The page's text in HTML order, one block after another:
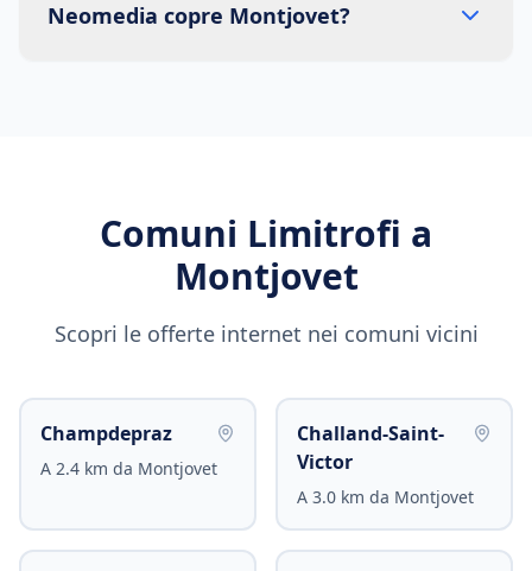
Neomedia copre Montjovet?
Comuni Limitrofi a
Montjovet
Scopri le offerte internet nei comuni vicini
Champdepraz
A 2.4 km da Montjovet
Challand-Saint-
Victor
A 3.0 km da Montjovet